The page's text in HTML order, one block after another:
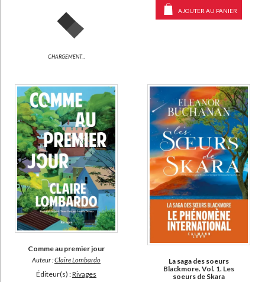
CHARGEMENT...
AJOUTER AU PANIER
Comme au premier jour
Auteur :Claire Lombardo
Éditeur(s) :Rivages
La saga des soeurs
Blackmore. Vol. 1. Les
soeurs de Skara